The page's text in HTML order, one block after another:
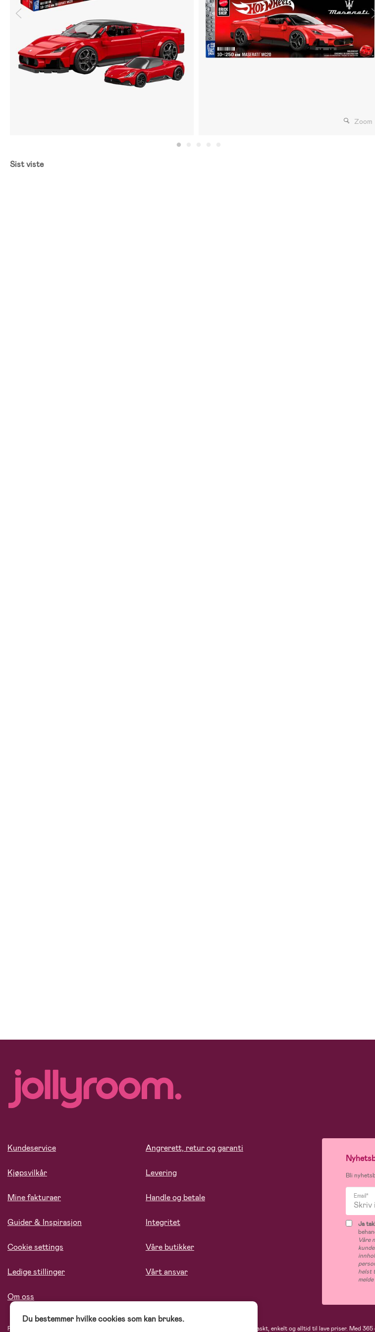
Zoom
Sist viste
Kundeservice
Kjøpsvilkår
Mine fakturaer
Guider & Inspirasjon
Cookie settings
Ledige stillinger
Om oss
Angrerett, retur og garanti
Levering
Handle og betale
Integritet
Våre butikker
Vårt ansvar
Bli
Email*
Ja
Våre
helst
På Jollyroom.no finner du et stort utvalg av produkter til barnefamilien. Hos oss handler du raskt, enkelt og alltid til lave priser. Med
Du bestemmer hvilke cookies som kan brukes.